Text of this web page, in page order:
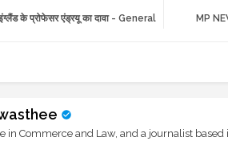
MP
के प्रोफेसर एंड्रयू का दावा - General
in Commerce and Law, and a journalist